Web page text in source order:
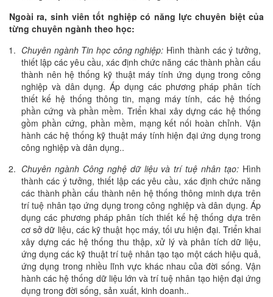
Ngoài ra, sinh viên tốt nghiệp có năng lực chuyên biệt của
từng chuyên ngành theo học:
Chuyên ngành Tin học công nghiệp: Hình thành các ý tưởng,
thiết lập các yêu cầu, xác định chức năng các thành phần cấu
thành nên hệ thống kỹ thuật máy tính ứng dụng trong công
nghiệp và dân dụng. Áp dụng các phương pháp phân tích
thiết kế hệ thống thông tin, mạng máy tính, các hệ thống
phần cứng và phần mềm. Triển khai xây dựng các hệ thống
gồm phần cứng, phần mềm, mạng kết nối hoàn chỉnh. Vận
hành các hệ thống kỹ thuật máy tính hiện đại ứng dụng trong
công nghiệp và dân dụng..
Chuyên ngành Công nghệ dữ liệu và trí tuệ nhân tạo: Hình
thành các ý tưởng, thiết lập các yêu cầu, xác định chức năng
các thành phần cấu thành nên hệ thống thông minh dựa trên
trí tuệ nhân tạo ứng dụng trong công nghiệp và dân dụng. Áp
dụng các phương pháp phân tích thiết kế hệ thống dựa trên
cơ sở dữ liệu, các kỹ thuật học máy, tối ưu hiện đại. Triển khai
xây dựng các hệ thống thu thập, xử lý và phân tích dữ liệu,
ứng dụng các kỹ thuật trí tuệ nhân tạo tạo một cách hiệu quả,
ứng dụng trong nhiều lĩnh vực khác nhau của đời sống. Vận
hành các hệ thống dữ liệu lớn và trí tuệ nhân tạo hiện đại ứng
dụng trong đời sống, sản xuất, kinh doanh..